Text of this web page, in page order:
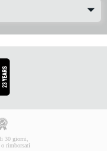
30 giorni,
rimborsati